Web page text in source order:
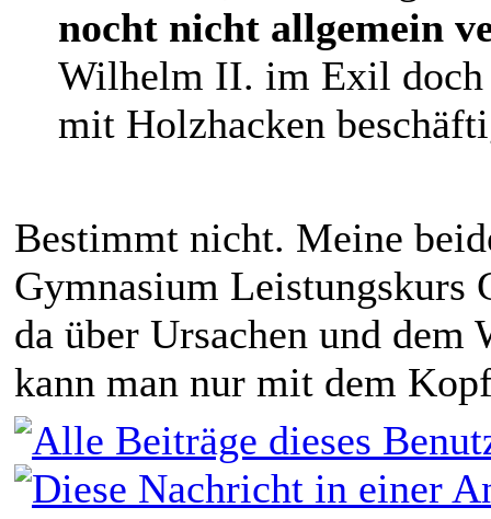
nocht nicht allgemein
Wilhelm II. im Exil doch
mit Holzhacken
Bestimmt nicht. Meine
Gymnasium Leistungskurs
da über Ursachen und
kann man nur mit dem